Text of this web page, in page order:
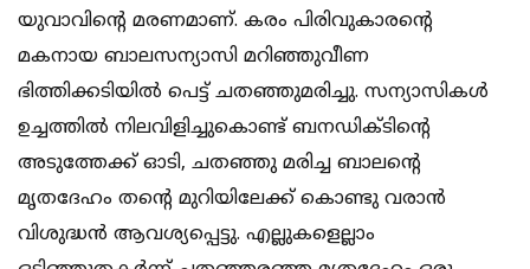
യുവാവിന്റെ മരണമാണ്. കരം പിരിവുകാരന്റെ
മകനായ ബാലസന്യാസി മറിഞ്ഞുവീണ
ഭിത്തിക്കടിയിൽ പെട്ട് ചതഞ്ഞുമരിച്ചു. സന്യാസികൾ
ഉച്ചത്തിൽ നിലവിളിച്ചുകൊണ്ട് ബനഡിക്ടിന്റെ
അടുത്തേക്ക് ഓടി, ചതഞ്ഞു മരിച്ച ബാലന്റെ
മൃതദേഹം തന്റെ മുറിയിലേക്ക് കൊണ്ടു വരാൻ
വിശുദ്ധൻ ആവശ്യപ്പെട്ടു. എല്ലുകളെല്ലാം